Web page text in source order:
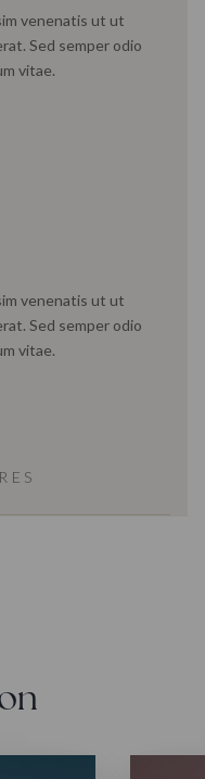
venenatis ut ut
Sed semper odio
vitae.
venenatis ut ut
Sed semper odio
vitae.